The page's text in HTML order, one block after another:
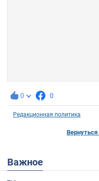
0 0
Редакционная политика
Вернуться
Важное